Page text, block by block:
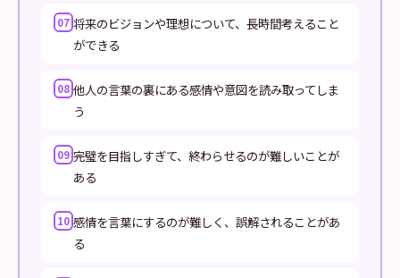
07 将来のビジョンや理想について、長時間考えること
ができる
08 他人の言葉の裏にある感情や意図を読み取ってしま
う
09 完璧を目指しすぎて、終わらせるのが難しいことが
ある
10 感情を言葉にするのが難しく、誤解されることがあ
る